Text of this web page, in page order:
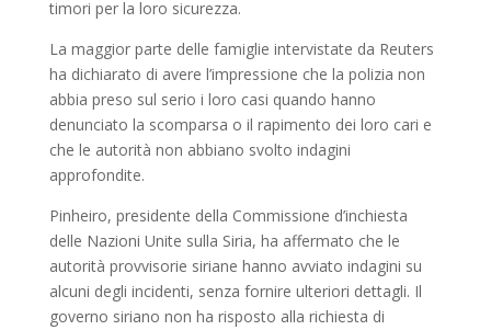
timori per la loro sicurezza.
La maggior parte delle famiglie intervistate da Reuters
ha dichiarato di avere l’impressione che la polizia non
abbia preso sul serio i loro casi quando hanno
denunciato la scomparsa o il rapimento dei loro cari e
che le autorità non abbiano svolto indagini
approfondite.
Pinheiro, presidente della Commissione d’inchiesta
delle Nazioni Unite sulla Siria, ha affermato che le
autorità provvisorie siriane hanno avviato indagini su
alcuni degli incidenti, senza fornire ulteriori dettagli. Il
governo siriano non ha risposto alla richiesta di